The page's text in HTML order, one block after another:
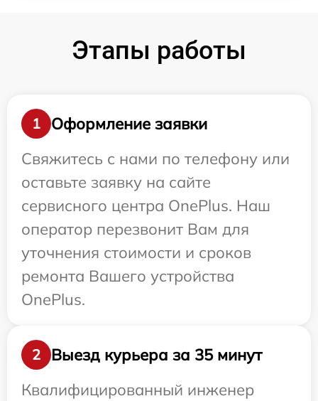
Этапы работы
1
Оформление заявки
Свяжитесь с нами по телефону или
оставьте заявку на сайте
сервисного центра OnePlus. Наш
оператор перезвонит Вам для
уточнения стоимости и сроков
ремонта Вашего устройства
OnePlus.
2
Выезд курьера за 35 минут
Квалифицированный инженер